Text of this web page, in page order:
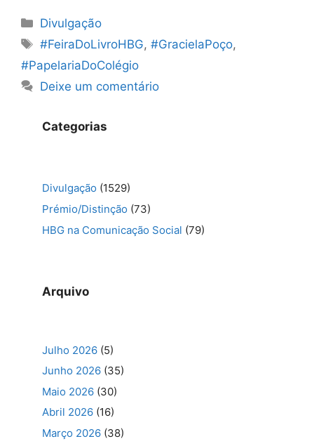
Categorias
Divulgação
Etiquetas
#FeiraDoLivroHBG,#GracielaPoço,
#PapelariaDoColégio
Deixe um comentário
Categorias
Divulgação (1529)
Prémio/Distinção (73)
HBG na Comunicação Social (79)
Arquivo
Julho 2026 (5)
Junho 2026 (35)
Maio 2026 (30)
Abril 2026 (16)
Março 2026 (38)